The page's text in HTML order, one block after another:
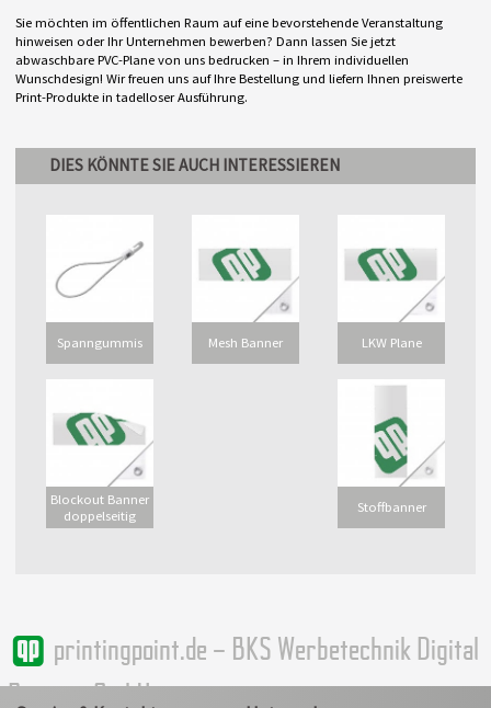
Sie möchten im öffentlichen Raum auf eine bevorstehende Veranstaltung
hinweisen oder Ihr Unternehmen bewerben? Dann lassen Sie jetzt
abwaschbare PVC-Plane von uns bedrucken – in Ihrem individuellen
Wunschdesign! Wir freuen uns auf Ihre Bestellung und liefern Ihnen preiswerte
Print-Produkte in tadelloser Ausführung.
DIES KÖNNTE SIE AUCH INTERESSIEREN
Spanngummis Mesh Banner LKW Plane
Blockout Banner
doppelseitig
Stoffbanner
printingpoint.de – BKS Werbetechnik Digital
Printing GmbH